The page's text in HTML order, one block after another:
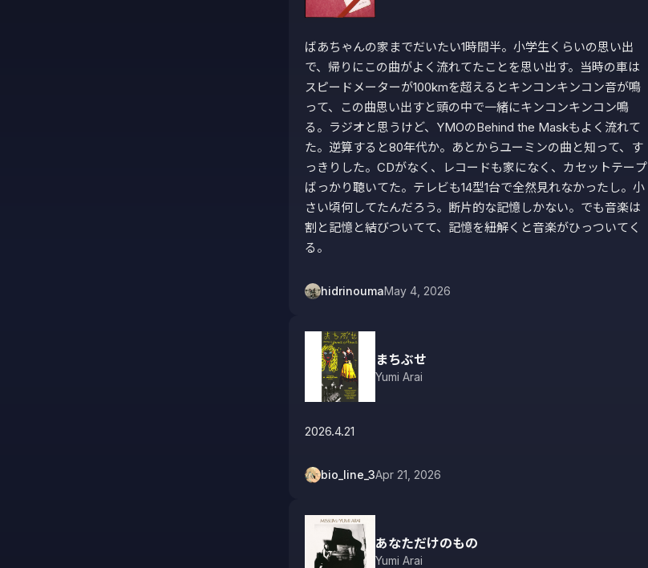
ばあちゃんの家までだいたい1時間半。小学生くらいの思い出
で、帰りにこの曲がよく流れてたことを思い出す。当時の車は
スピードメーターが100kmを超えるとキンコンキンコン音が鳴
って、この曲思い出すと頭の中で一緒にキンコンキンコン鳴
る。ラジオと思うけど、YMOのBehind the Maskもよく流れて
た。逆算すると80年代か。あとからユーミンの曲と知って、す
っきりした。CDがなく、レコードも家になく、カセットテープ
ばっかり聴いてた。テレビも14型1台で全然見れなかったし。小
さい頃何してたんだろう。断片的な記憶しかない。でも音楽は
割と記憶と結びついてて、記憶を紐解くと音楽がひっついてく
る。
hidrinoumaMay 4, 2026
まちぶせ
Yumi Arai
2026.4.21
bio_line_3Apr 21, 2026
あなただけのもの
Yumi Arai